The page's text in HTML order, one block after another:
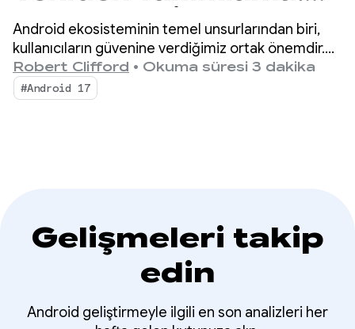
Android 17 İçin Yeni
Araçlar ve
İyileştirmeler
Android ekosisteminin temel unsurlarından biri,
kullanıcıların güvenine verdiğimiz ortak önemdir.
Mobil ortam geliştikçe hassas bilgileri koruma
yaklaşımımız da değişiyor.
Robert Clifford • Okuma süresi 3 dakika
#Android 17
Gelişmeleri takip
edin
Android geliştirmeyle ilgili en son analizleri her